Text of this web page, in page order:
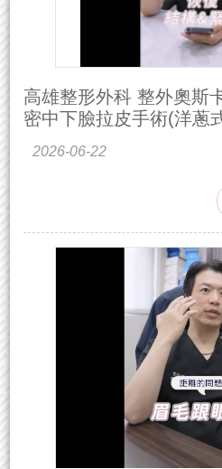
高雄整形外科 整外奧斯
密中下臉拉皮手術(洋蔥
2026-06-22